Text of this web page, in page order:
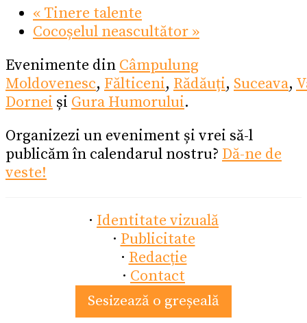
« Tinere talente
Cocoșelul neascultător »
Evenimente din Câmpulung
Moldovenesc, Fălticeni, Rădăuți, Suceava,
Dornei și Gura Humorului.
Organizezi un eveniment și vrei să-l
publicăm în calendarul nostru? Dă-ne de
veste!
· Identitate vizuală
· Publicitate
· Redacție
· Contact
Sesizează o greșeală